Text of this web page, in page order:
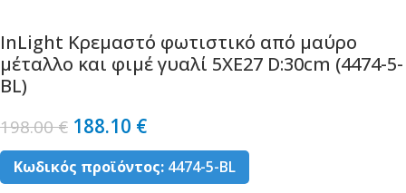
InLight Κρεμαστό φωτιστικό από μαύρο
μέταλλο και φιμέ γυαλί 5XE27 D:30cm (4474-5-
BL)
198.00€ 188.10 €
Κωδικός προϊόντος: 4474-5-BL